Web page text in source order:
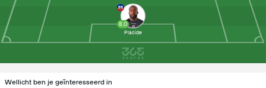
8.0
Placide
Wellicht ben je geïnteresseerd in